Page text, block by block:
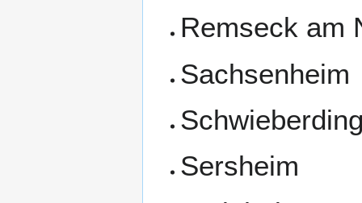
Remseck am
Sachsenheim
Sersheim